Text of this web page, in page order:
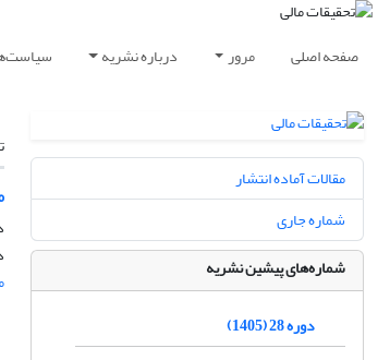
صفحه اصلی مرور درباره نشریه
مقالات آماده انتشار
شماره جاری
شماره‌های پیشین نشریه
دوره 28 (1405)